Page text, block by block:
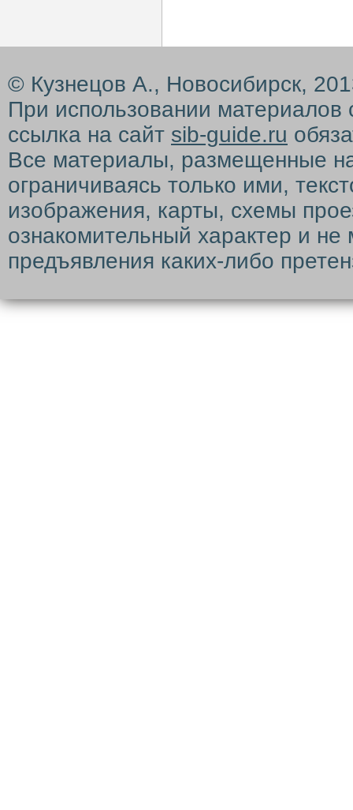
© Кузнецов А., Новосибирск,
При использовании материалов
ссылка на сайт sib-guide.ru
Все материалы, размещенные
ограничиваясь только ими,
изображения, карты, схемы
ознакомительный характер и
предъявления каких-либо